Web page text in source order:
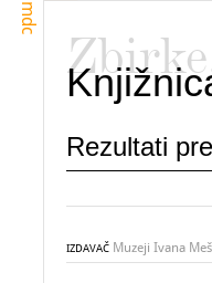
mdc
Rezultati
IZDAVAČ Muzeji Ivana